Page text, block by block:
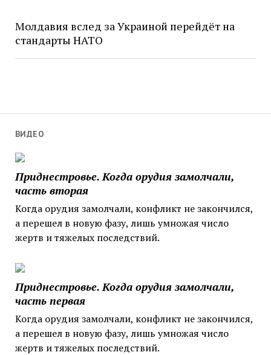
ВИДЕО
Приднестровье. Когда орудия замолчали,
часть вторая
Когда орудия замолчали, конфликт не закончился,
а перешел в новую фазу, лишь умножая число
жертв и тяжелых последствий.
Приднестровье. Когда орудия замолчали,
часть первая
Когда орудия замолчали, конфликт не закончился,
а перешел в новую фазу, лишь умножая число
жертв и тяжелых последствий.
Молдавия вслед за Украиной перейдёт на
стандарты НАТО